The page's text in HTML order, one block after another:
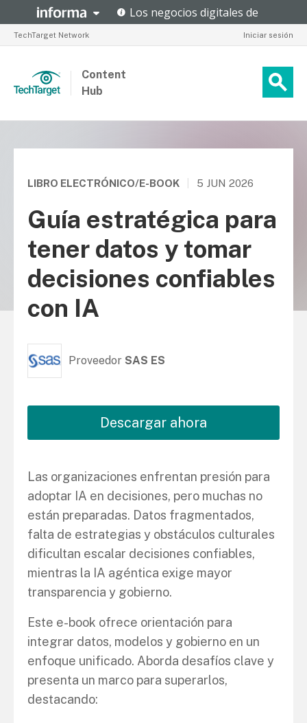
TechTarget Network Iniciar sesión
Content
Hub
LIBRO ELECTRÓNICO/E-BOOK 5 JUN 2026
Guía estratégica para
tener datos y tomar
decisiones confiables
con IA
Proveedor SAS ES
Descargar ahora
Las organizaciones enfrentan presión para
adoptar IA en decisiones, pero muchas no
están preparadas. Datos fragmentados,
falta de estrategias y obstáculos culturales
dificultan escalar decisiones confiables,
mientras la IA agéntica exige mayor
transparencia y gobierno.
Este e-book ofrece orientación para
integrar datos, modelos y gobierno en un
enfoque unificado. Aborda desafíos clave y
presenta un marco para superarlos,
destacando: